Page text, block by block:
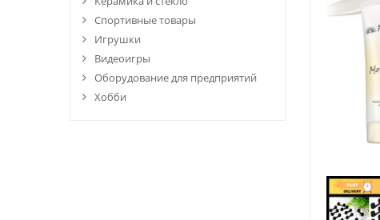
Спортивные товары
Игрушки
Видеоигры
Оборудование для предприятий
Хобби